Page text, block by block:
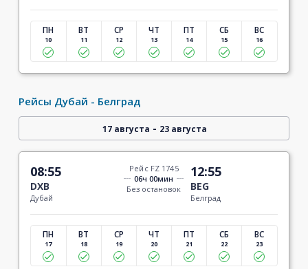
ПН
10
ВТ
11
СР
12
ЧТ
13
ПТ
14
СБ
15
ВС
16
Рейсы Дубай - Белград
17 августа - 23 августа
08:55
DXB
Дубай
Рейс FZ 1745
06ч 00мин
Без остановок
12:55
BEG
Белград
ПН
17
ВТ
18
СР
19
ЧТ
20
ПТ
21
СБ
22
ВС
23